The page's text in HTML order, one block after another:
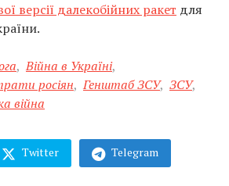
версії далекобійних ракет для
, Війна в Україні,
росіян, Генштаб ЗСУ, ЗСУ,
війна
Twitter Telegram